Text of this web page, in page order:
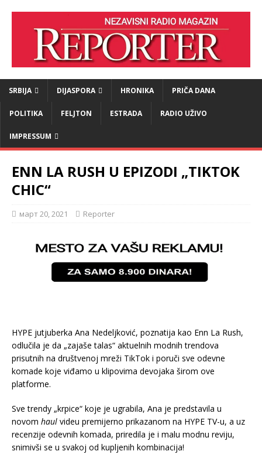
SRBIJA DIJASPORA HRONIKA PRIČA DANA
POLITIKA FELJTON ESTRADA RADIO UŽIVO
IMPRESSUM
ENN LA RUSH U EPIZODI „TIKTOK
CHIC“
март 20, 2021 Reporter
HYPE jutjuberka Ana Nedeljković, poznatija kao Enn La Rush,
odlučila je da „zajaše talas“ aktuelnih modnih trendova
prisutnih na društvenoj mreži TikTok i poruči sve odevne
komade koje viđamo u klipovima devojaka širom ove
platforme.
Sve trendy „krpice“ koje je ugrabila, Ana je predstavila u
novom haul videu premijerno prikazanom na HYPE TV-u, a uz
recenzije odevnih komada, priredila je i malu modnu reviju,
snimivši se u svakoj od kupljenih kombinacija!